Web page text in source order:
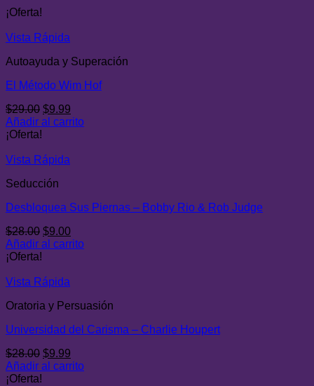
¡Oferta!
Vista Rápida
Autoayuda y Superación
El Método Wim Hof
$29.00 El
precio
$29.00.
$9.99
precio
Añadir al carrito
¡Oferta!
Vista Rápida
Seducción
Desbloquea Sus Piernas – Bobby Rio & Rob Judge
$28.00 El
precio
$28.00.
$9.00El
precio
Añadir al carrito
¡Oferta!
Vista Rápida
Oratoria y Persuasión
Universidad del Carisma – Charlie Houpert
$28.00 El
precio
$9.99
precio
Añadir al carrito
¡Oferta!